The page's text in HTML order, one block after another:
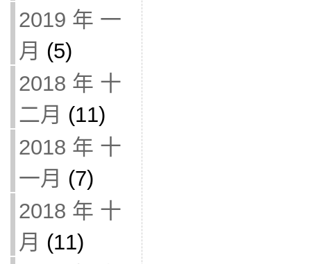
2019 年 一
月 (5)
2018 年 十
二月 (11)
2018 年 十
一月 (7)
2018 年 十
月 (11)